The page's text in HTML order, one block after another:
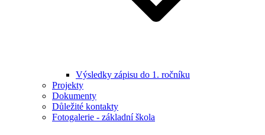
Výsledky zápisu do 1. ročníku
Projekty
Dokumenty
Důležité kontakty
Fotogalerie - základní škola